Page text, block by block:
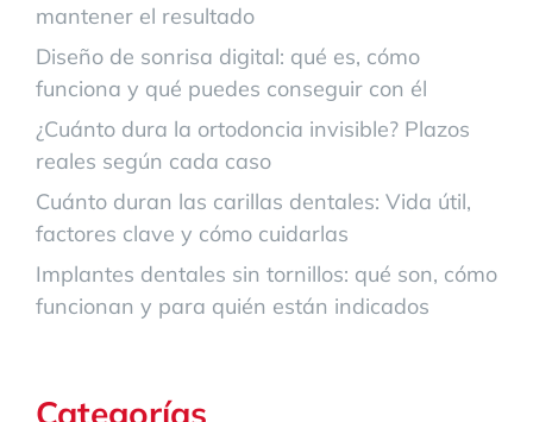
mantener el resultado
Diseño de sonrisa digital: qué es, cómo
funciona y qué puedes conseguir con él
¿Cuánto dura la ortodoncia invisible? Plazos
reales según cada caso
Cuánto duran las carillas dentales: Vida útil,
factores clave y cómo cuidarlas
Implantes dentales sin tornillos: qué son, cómo
funcionan y para quién están indicados
Categorías